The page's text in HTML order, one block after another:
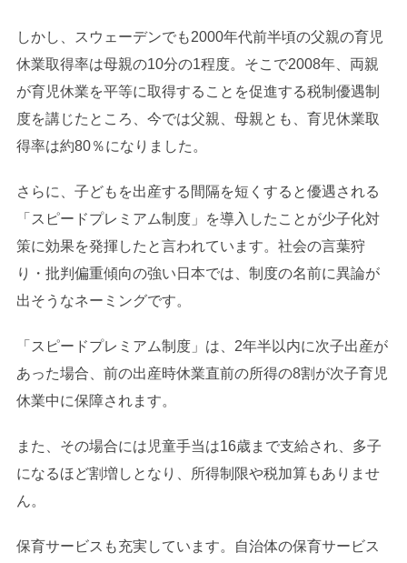
しかし、スウェーデンでも2000年代前半頃の父親の育児
休業取得率は母親の10分の1程度。そこで2008年、両親
が育児休業を平等に取得することを促進する税制優遇制
度を講じたところ、今では父親、母親とも、育児休業取
得率は約80％になりました。
さらに、子どもを出産する間隔を短くすると優遇される
「スピードプレミアム制度」を導入したことが少子化対
策に効果を発揮したと言われています。社会の言葉狩
り・批判偏重傾向の強い日本では、制度の名前に異論が
出そうなネーミングです。
「スピードプレミアム制度」は、2年半以内に次子出産が
あった場合、前の出産時休業直前の所得の8割が次子育児
休業中に保障されます。
また、その場合には児童手当は16歳まで支給され、多子
になるほど割増しとなり、所得制限や税加算もありませ
ん。
保育サービスも充実しています。自治体の保育サービス